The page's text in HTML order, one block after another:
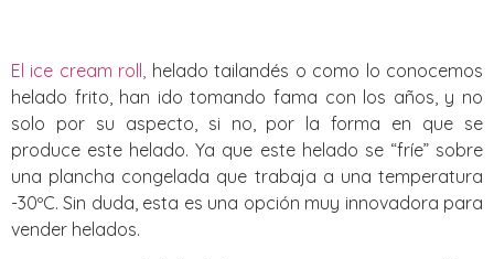
El ice cream roll, helado tailandés o como lo conocemos
helado frito, han ido tomando fama con los años, y no
solo por su aspecto, si no, por la forma en que se
produce este helado. Ya que este helado se “fríe” sobre
una plancha congelada que trabaja a una temperatura
-30ºC. Sin duda, esta es una opción muy innovadora para
vender helados.